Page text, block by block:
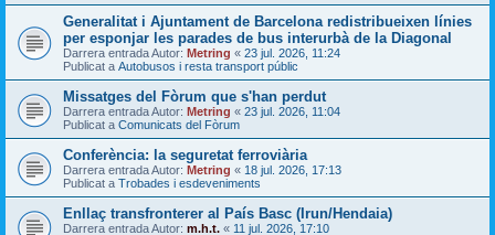
Generalitat i Ajuntament de Barcelona redistribueixen línies
per esponjar les parades de bus interurbà de la Diagonal
Darrera entrada Autor: Metring « 23 jul. 2026, 11:24
Publicat a Autobusos i resta transport públic
Missatges del Fòrum que s'han perdut
Darrera entrada Autor: Metring « 23 jul. 2026, 11:04
Publicat a Comunicats del Fòrum
Conferència: la seguretat ferroviària
Darrera entrada Autor: Metring « 18 jul. 2026, 17:13
Publicat a Trobades i esdeveniments
Enllaç transfronterer al País Basc (Irun/Hendaia)
Darrera entrada Autor: m.h.t. « 11 jul. 2026, 17:10